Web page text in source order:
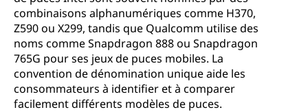
combinaisons alphanumériques comme H370,
Z590 ou X299, tandis que Qualcomm utilise des
noms comme Snapdragon 888 ou Snapdragon
765G pour ses jeux de puces mobiles. La
convention de dénomination unique aide les
consommateurs à identifier et à comparer
facilement différents modèles de puces.